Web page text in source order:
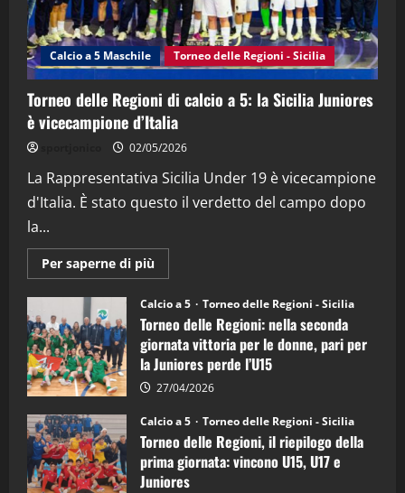
4
“SportEmpire” in Podcast: 27^ Puntata
(Martedi 14 Aprile 2026)
15/04/2026
"SportEmpire" in Podcast
“SportEmpire” in Podcast: 26^ Puntata
08/04/2026
Calcio a 5 Maschile Torneo delle Regioni - Sicilia
Torneo delle Regioni di calcio a 5: la Sicilia Juniores
è vicecampione d’Italia
02/05/2026
La Rappresentativa Sicilia Under 19 è vicecampione
d'Italia. È stato questo il verdetto del campo dopo
la...
Per saperne di più
informazioni
Torneo
delle
Regioni
di
calcio
a
5:
la
Juniores
è
vicecampione
d’Italia
Calcio a 5 Torneo delle Regioni - Sicilia
Torneo delle Regioni: nella seconda
giornata vittoria per le donne, pari per
la Juniores perde l’U15
27/04/2026
Calcio a 5 Torneo delle Regioni - Sicilia
Torneo delle Regioni, il riepilogo della
prima giornata: vincono U15, U17 e
Juniores